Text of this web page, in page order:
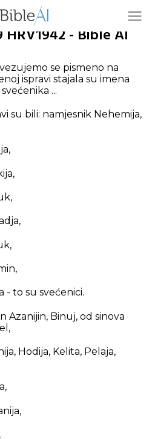
HRV1942 - Bible AI
se pismeno na
ispravi stajala su imena
...
su bili: namjesnik Nehemija,
- to su svećenici.
Azanijin, Binuj, od sinova
Hodija, Kelita, Pelaja,